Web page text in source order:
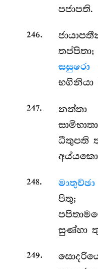
පජාපති.
246.
තප්පිතා;
සසුරො
භගිනියා
247.
ධීතුපති
248. මාතුච්ඡා
පිතු;
සුණ්හා
249.